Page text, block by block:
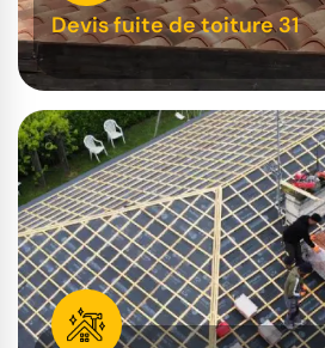
Devis fuite de toiture 31